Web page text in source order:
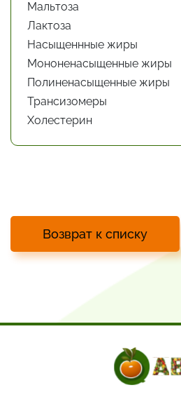
Мальтоза
Лактоза
Насыщеннные жиры
Мононенасыщенные жиры
Полиненасыщенные жиры
Трансизомеры
Холестерин
Возврат к списку